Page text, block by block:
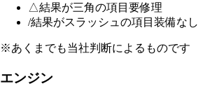
△結果が三角の項目 要修理
/結果がスラッシュの項目 装備なし
※あくまでも当社判断によるものです
エンジン